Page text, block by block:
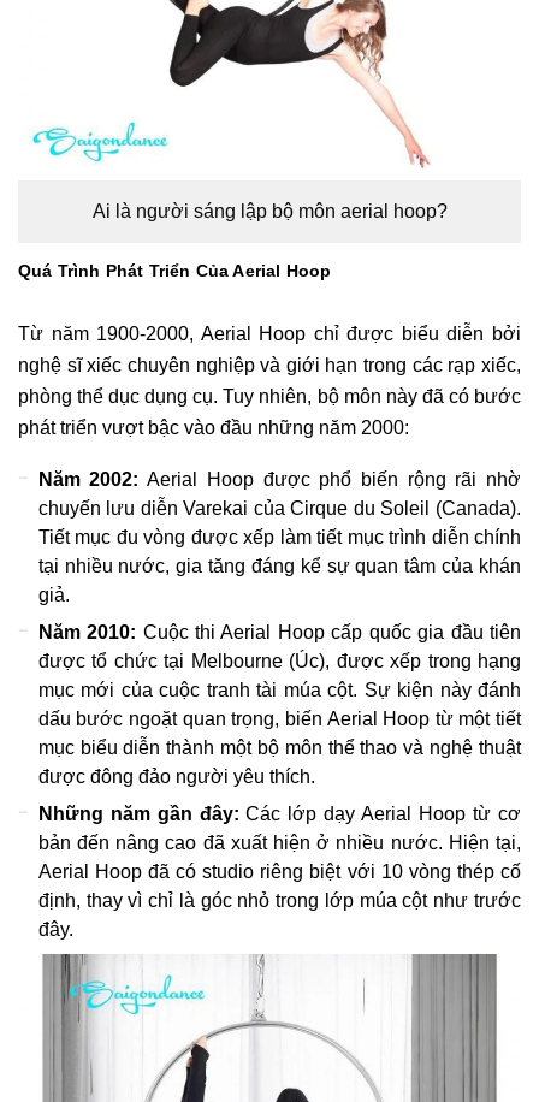
Ai là người sáng lập bộ môn aerial hoop?
Quá Trình Phát Triển Của Aerial Hoop
Từ năm 1900-2000, Aerial Hoop chỉ được biểu diễn bởi
nghệ sĩ xiếc chuyên nghiệp và giới hạn trong các rạp xiếc,
phòng thể dục dụng cụ. Tuy nhiên, bộ môn này đã có bước
phát triển vượt bậc vào đầu những năm 2000:
Năm 2002: Aerial Hoop được phổ biến rộng rãi nhờ
chuyến lưu diễn Varekai của Cirque du Soleil (Canada).
Tiết mục đu vòng được xếp làm tiết mục trình diễn chính
tại nhiều nước, gia tăng đáng kể sự quan tâm của khán
giả.
Năm 2010: Cuộc thi Aerial Hoop cấp quốc gia đầu tiên
được tổ chức tại Melbourne (Úc), được xếp trong hạng
mục mới của cuộc tranh tài múa cột. Sự kiện này đánh
dấu bước ngoặt quan trọng, biến Aerial Hoop từ một tiết
mục biểu diễn thành một bộ môn thể thao và nghệ thuật
được đông đảo người yêu thích.
Những năm gần đây: Các lớp dạy Aerial Hoop từ cơ
bản đến nâng cao đã xuất hiện ở nhiều nước. Hiện tại,
Aerial Hoop đã có studio riêng biệt với 10 vòng thép cố
định, thay vì chỉ là góc nhỏ trong lớp múa cột như trước
đây.